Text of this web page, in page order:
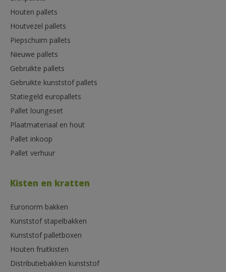
Houten pallets
Houtvezel pallets
Piepschuim pallets
Nieuwe pallets
Gebruikte pallets
Gebruikte kunststof pallets
Statiegeld europallets
Pallet loungeset
Plaatmateriaal en hout
Pallet inkoop
Pallet verhuur
Kisten en kratten
Euronorm bakken
Kunststof stapelbakken
Kunststof palletboxen
Houten fruitkisten
Distributiebakken kunststof